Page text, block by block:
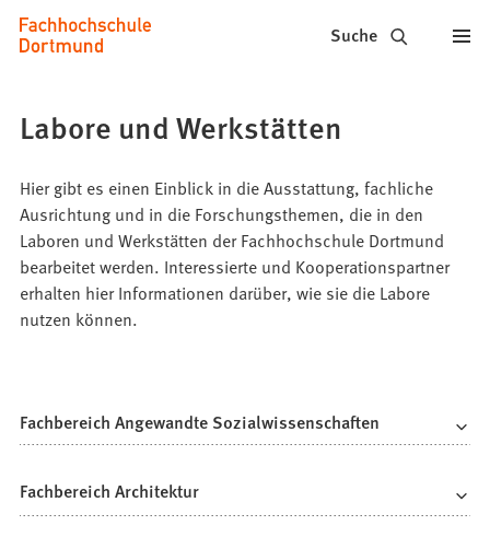
Inhalt anspringen
Fachhochschule
Dortmund
Studium,
Studiengänge,
Bewerbung
Suche
Labore und Werkstätten
Hier gibt es einen Einblick in die Ausstattung, fachliche
Ausrichtung und in die Forschungsthemen, die in den
Laboren und Werkstätten der Fachhochschule Dortmund
bearbeitet werden. Interessierte und Kooperationspartner
erhalten hier Informationen darüber, wie sie die Labore
nutzen können.
Fachbereich Angewandte Sozialwissenschaften
Fachbereich Architektur